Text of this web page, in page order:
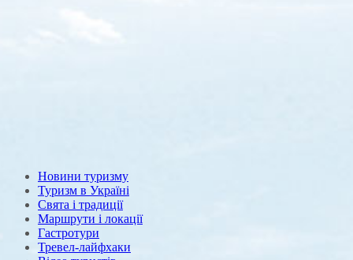
Новини туризму
Туризм в Україні
Свята і традиції
Маршрути і локації
Гастротури
Тревел-лайфхаки